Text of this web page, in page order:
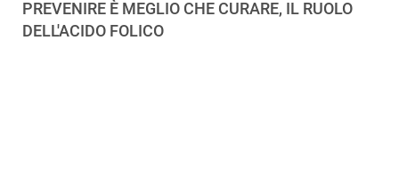
PREVENIRE È MEGLIO CHE CURARE, IL RUOLO
DELL'ACIDO FOLICO